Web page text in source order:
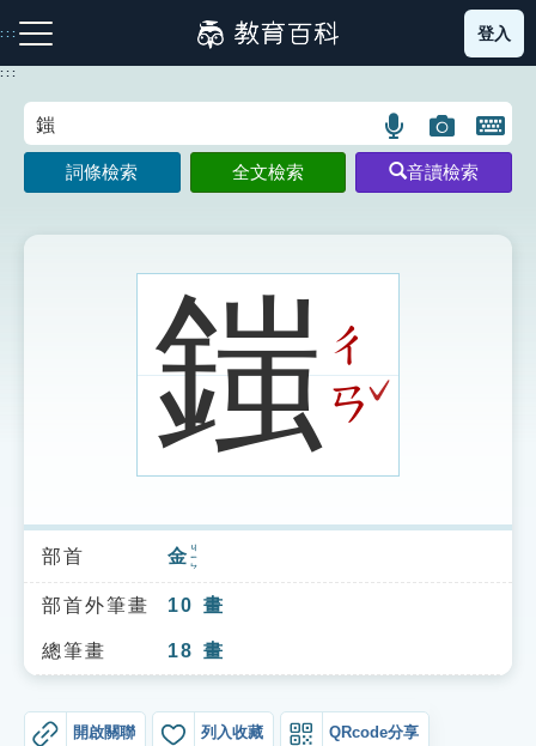
到
主
:::
注音索引圖示 筆畫索引圖示 部首索引表圖示
索引選單
知識索引
單字索引
登入
:::
語
言
搜
示
圖
片
搜
開
鍵
圖
詞條檢索 全文檢索 音讀檢索
䥀ㄔ
ㄢ ˇ
部首 金 ㄐㄧㄣ
部首外筆畫 10 畫
總筆畫 18 畫
開啟關聯 列入收藏 QRcode分享